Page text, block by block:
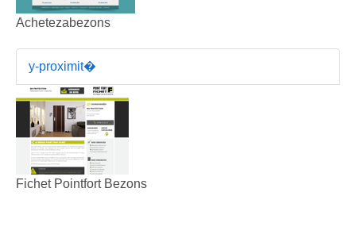
Achetezabezons
y-proximit�
Fichet Pointfort Bezons